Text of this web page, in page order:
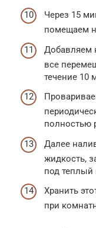
Через 15
помещаем
Добавляем
все
течение 10
полностью
Далее
жидкость,
под теплый
Хранить
при